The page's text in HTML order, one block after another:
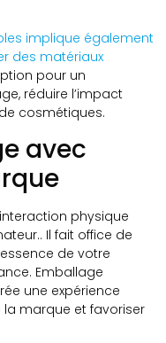
implique également
des matériaux
pour un
réduire l’impact
cosmétiques.
avec
physique
Il fait office de
de votre
Emballage
une expérience
marque et favoriser